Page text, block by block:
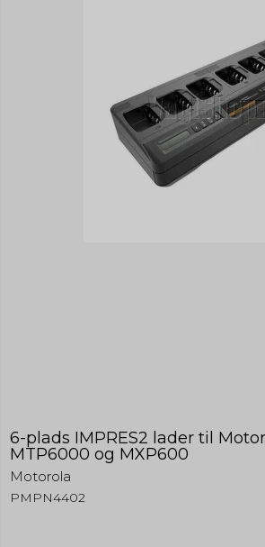
6-plads IMPRES2 lader til
MTP6000 og MXP600
Motorola
PMPN4402